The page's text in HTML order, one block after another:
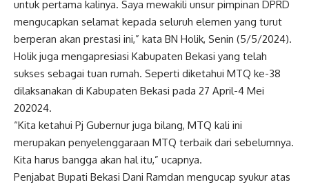
untuk pertama kalinya. Saya mewakili unsur pimpinan DPRD
mengucapkan selamat kepada seluruh elemen yang turut
berperan akan prestasi ini,” kata BN Holik, Senin (5/5/2024).
Holik juga mengapresiasi Kabupaten Bekasi yang telah
sukses sebagai tuan rumah. Seperti diketahui MTQ ke-38
dilaksanakan di Kabupaten Bekasi pada 27 April-4 Mei
202024.
“Kita ketahui Pj Gubernur juga bilang, MTQ kali ini
merupakan penyelenggaraan MTQ terbaik dari sebelumnya.
Kita harus bangga akan hal itu,” ucapnya.
Penjabat Bupati Bekasi Dani Ramdan mengucap syukur atas